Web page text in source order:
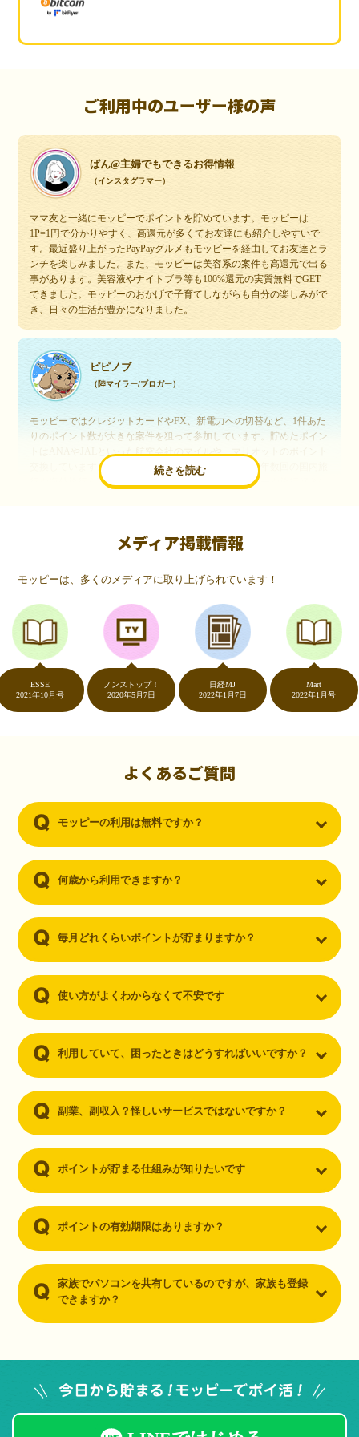
ご利用中のユーザー様の声
ぱん@主婦でもできるお得情報
（インスタグラマー）
ママ友と一緒にモッピーでポイントを貯めています。モッピーは
1P=1円で分かりやすく、高還元が多くてお友達にも紹介しやすいで
す。最近盛り上がったPayPayグルメもモッピーを経由してお友達とラ
ンチを楽しみました。また、モッピーは美容系の案件も高還元で出る
事があります。美容液やナイトブラ等も100%還元の実質無料でGET
できました。モッピーのおかげで子育てしながらも自分の楽しみがで
き、日々の生活が豊かになりました。
続きを読む
ピピノブ
（陸マイラー/ブロガー）
モッピーではクレジットカードやFX、新電力への切替など、1件あた
りのポイント数が大きな案件を狙って参加しています。貯めたポイン
交換しています。このようにすることで、ほぼ無料で年数回の国内旅
行や海外旅行を実現しています。モッピーは陸マイラーや旅行好きに
いつものネットショッピングが、モッピーでお得
（20代・女性）
友達に勧められてモッピーをはじめました。空いた時間にスマホで買
い物をすることが多いのですが、モッピーを経由するだけでショップ
のポイントとモッピーのポイントが二重で貯まることを知り、ビック
リ…！いつものネットショッピングをモッピーを経由するだけでポイ
ントが貯まるなんて…もっと早く教えてほしかった～！貯まったポイ
ントはギフト券に交換して、プチ贅沢を楽しんでます♪
（30代・男性）
ーを知りました。クレジットカードを発行するだけでポイントが貯ま
るならと無料登録して、クレジットカードの発行やアプリダウンロー
メディア掲載情報
モッピーは、多くのメディアに取り上げられています！
年10月号
ノンストップ！
2020年5月7日
日経MJ
2022年1月7日
2022年1月号
よくあるご質問
モッピーの利用は無料ですか？
何歳から利用できますか？
毎月どれくらいポイントが貯まりますか？
使い方がよくわからなくて不安です
利用していて、困ったときはどうすればいいですか？
副業、副収入？怪しいサービスではないですか？
ポイントが貯まる仕組みが知りたいです
ポイントの有効期限はありますか？
家族でパソコンを共有しているのですが、家族も登録
できますか？